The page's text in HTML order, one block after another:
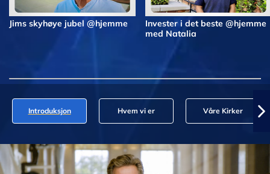
Jims skyhøye jubel @hjemme
Invester i det beste @hjemme
med Natalia
Introduksjon Hvem vi er Våre Kirker